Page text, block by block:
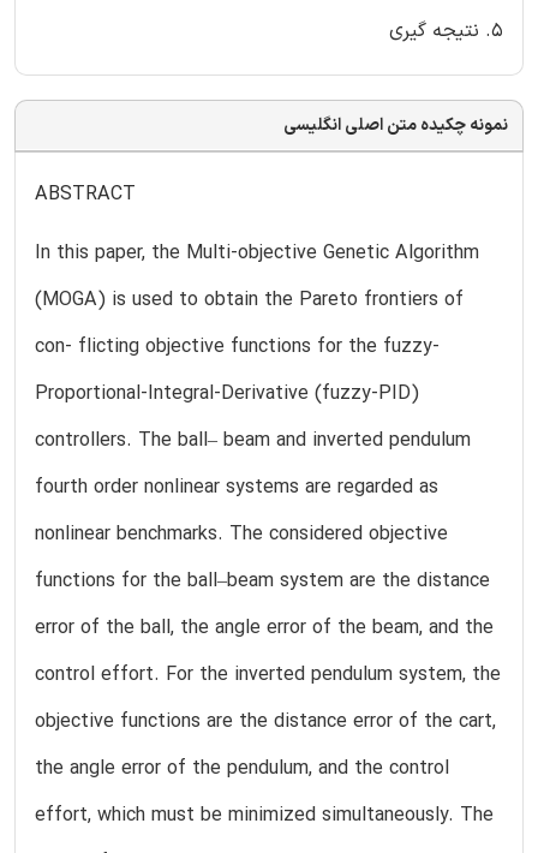
5. نتیجه گیری
نمونه چکیده متن اصلی انگلیسی
ABSTRACT
In this paper, the Multi-objective Genetic Algorithm
(MOGA) is used to obtain the Pareto frontiers of
con- flicting objective functions for the fuzzy-
Proportional-Integral-Derivative (fuzzy-PID)
controllers. The ball– beam and inverted pendulum
fourth order nonlinear systems are regarded as
nonlinear benchmarks. The considered objective
functions for the ball–beam system are the distance
error of the ball, the angle error of the beam, and the
control effort. For the inverted pendulum system, the
objective functions are the distance error of the cart,
the angle error of the pendulum, and the control
effort, which must be minimized simultaneously. The